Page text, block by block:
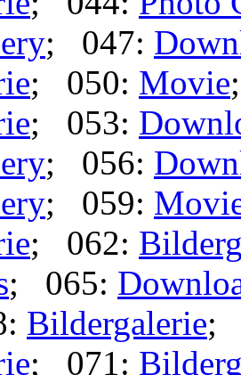
; 047:
; 050: Movie
; 053:
; 056:
; 059:
; 062:
; 065:
Bildergalerie;
; 071: